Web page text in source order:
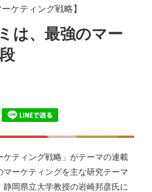
ケティング戦略】
は、最強のマー
ケティング戦略」がテーマの連載
マーケティングを主な研究テーマ
静岡県立大学教授の岩崎邦彦氏に